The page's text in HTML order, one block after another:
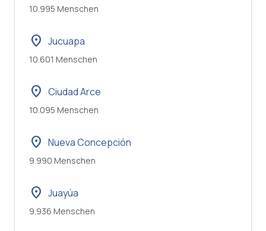
10.995 Menschen
location_on Jucuapa
10.601 Menschen
location_on Ciudad Arce
10.095 Menschen
location_on Nueva Concepción
9.990 Menschen
location_on Juayúa
9.936 Menschen